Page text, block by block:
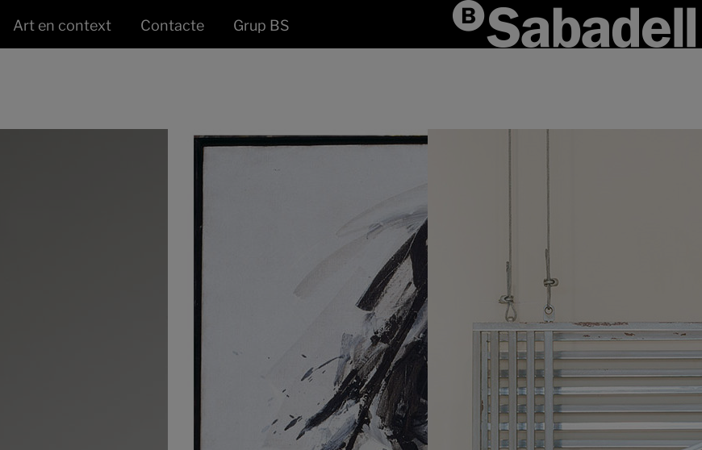
Art en context Contacte Grup BS